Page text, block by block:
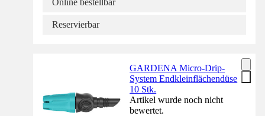
Online bestellbar
Reservierbar
GARDENA Micro-Drip-
System Endkleinflächendüse
10 Stk.
Artikel wurde noch nicht
bewertet.